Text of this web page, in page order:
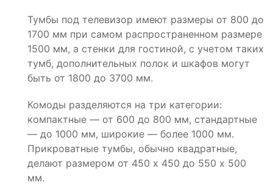
Тумбы под телевизор имеют размеры от 800 до
1700 мм при самом распространенном размере
1500 мм, а стенки для гостиной, с учетом таких
тумб, дополнительных полок и шкафов могут
быть от 1800 до 3700 мм.
Комоды разделяются на три категории:
компактные — от 600 до 800 мм, стандартные
— до 1000 мм, широкие — более 1000 мм.
Прикроватные тумбы, обычно квадратные,
делают размером от 450 х 450 до 550 х 500
мм.